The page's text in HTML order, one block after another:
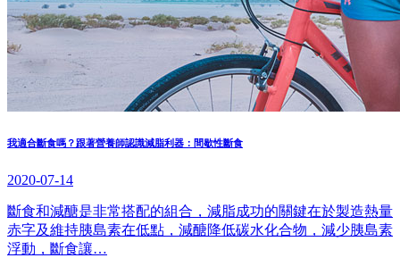
我適合斷食嗎？跟著營養師認識減脂利器：間歇性斷食
2020-07-14
斷食和減醣是非常搭配的組合，減脂成功的關鍵在於製造熱量
赤字及維持胰島素在低點，減醣降低碳水化合物，減少胰島素
浮動，斷食讓…